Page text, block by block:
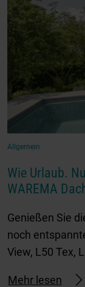
Allgemein
Wie Urlaub.
WAREMA
Genießen Sie
noch
View, L50 Tex,
Mehr lesen